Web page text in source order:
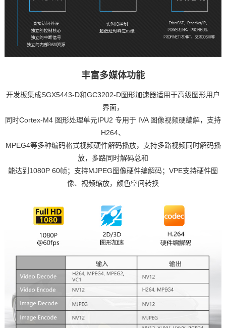
丰富多媒体功能
开发板集成SGX5443-D和GC3202-D图形加速器适用于高级图形用户
界面，
同时Cortex-M4 图形处理单元IPU2 专用于 IVA 图像视频硬编解，支持
H264、
MPEG4等多种编码格式视频硬件解码播放，支持多路视频同时解码播
放，多路同时解码总和
能达到1080P 60帧；支持MJPEG图像硬件编解码；VPE支持硬件图
像、视频缩放，颜色空间转换